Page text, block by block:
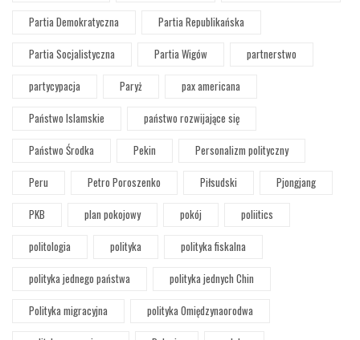
Partia Demokratyczna
Partia Republikańska
Partia Socjalistyczna
Partia Wigów
partnerstwo
partycypacja
Paryż
pax americana
Państwo Islamskie
państwo rozwijające się
Państwo Środka
Pekin
Personalizm polityczny
Peru
Petro Poroszenko Piłsudski
Pjongjang
PKB
plan pokojowy pokój
poliitics
politologia
polityka
polityka fiskalna
polityka jednego państwa
polityka jednych Chin
Polityka migracyjna
polityka Omiędzynaorodwa